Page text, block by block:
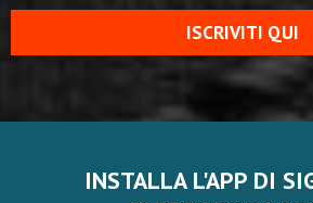
ISCRIVITI QUI
INSTALLA L'APP DI